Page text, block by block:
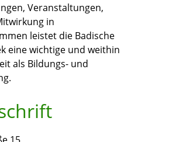
Veranstaltungen,
in
leistet die Badische
eine wichtige und weithin
als Bildungs- und